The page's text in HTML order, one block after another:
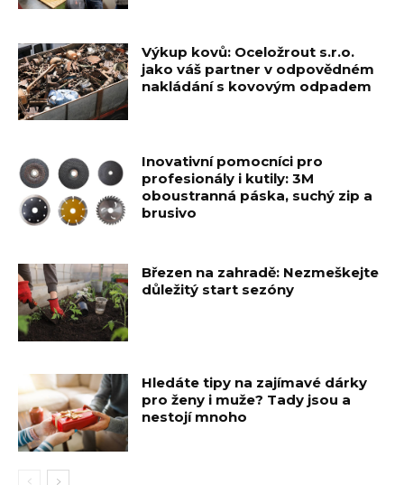
Výkup kovů: Oceložrout s.r.o.
jako váš partner v odpovědném
nakládání s kovovým odpadem
Inovativní pomocníci pro
profesionály i kutily: 3M
oboustranná páska, suchý zip a
brusivo
Březen na zahradě: Nezmeškejte
důležitý start sezóny
Hledáte tipy na zajímavé dárky
pro ženy i muže? Tady jsou a
nestojí mnoho